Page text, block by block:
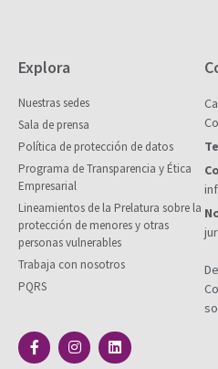
Explora
Nuestras sedes
Sala de prensa
Política de protección de datos
Programa de Transparencia y Ética
Empresarial
Lineamientos de la Prelatura sobre la
protección de menores y otras
personas vulnerables
Trabaja con nosotros
PQRS